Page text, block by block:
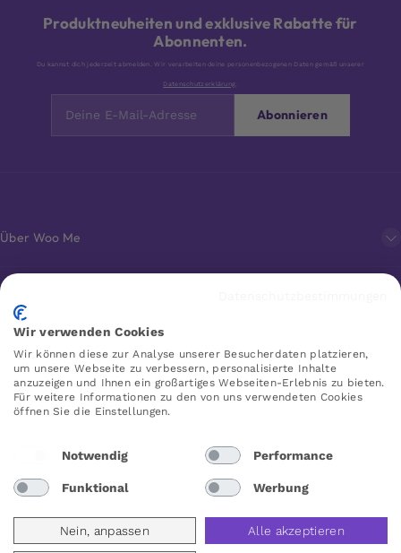
Produktneuheiten und exklusive Rabatte für
Abonnenten.
Du kannst dich jederzeit abmelden. Wir verarbeiten deine personenbezogenen Daten gemäß unserer
Datenschutzerklärung
Abonnieren
Über Woo Me
Kundenservice
Favoriten
WOO ME
Wir verwenden Cookies
Wir können diese zur Analyse unserer Besucherdaten platzieren,
um unsere Webseite zu verbessern, personalisierte Inhalte
anzuzeigen und Ihnen ein großartiges Webseiten-Erlebnis zu bieten.
Für weitere Informationen zu den von uns verwendeten Cookies
öffnen Sie die Einstellungen.
Notwendig Performance
Funktional Werbung
Nein, anpassen Alle akzeptieren